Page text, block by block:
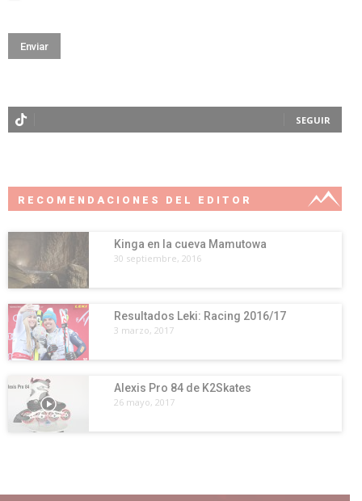
SEGUIR
RECOMENDACIONES DEL EDITOR
Kinga en la cueva Mamutowa
30 septiembre, 2016
Resultados Leki: Racing 2016/17
3 marzo, 2017
Alexis Pro 84 de K2Skates
26 mayo, 2017